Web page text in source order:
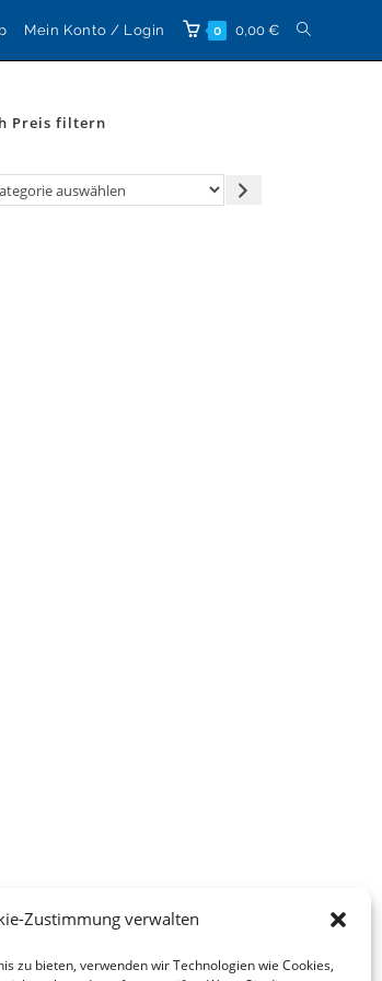
Zustimmung verwalten
zu bieten, verwenden wir Technologien wie Cookies,
Mein Konto / Login 0 0,00 € Website-
Preis filtern